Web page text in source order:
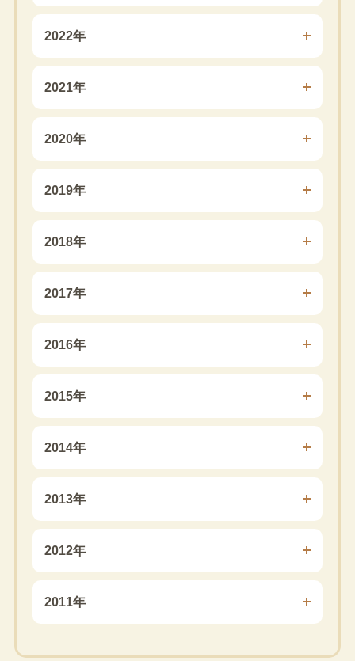
2022年
2021年
2020年
2019年
2018年
2017年
2016年
2015年
2014年
2013年
2012年
2011年